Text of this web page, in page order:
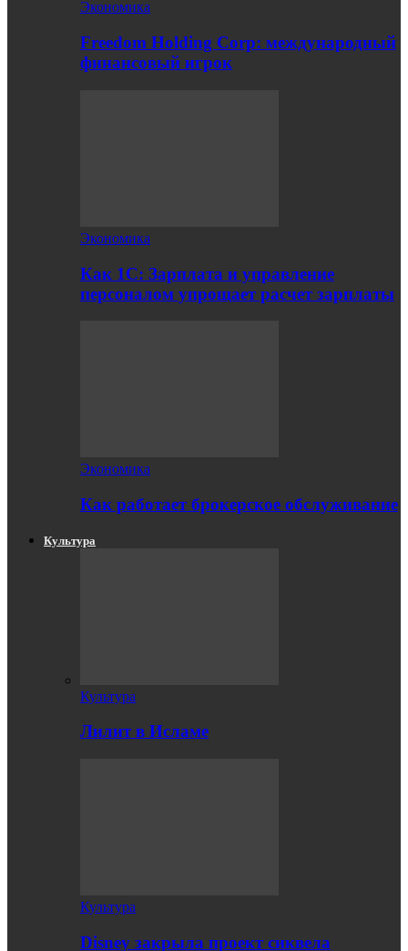
Экономика
Freedom Holding Corp: международный
финансовый игрок
Экономика
Как 1С: Зарплата и управление
персоналом упрощает расчет зарплаты
Экономика
Как работает брокерское обслуживание
Культура
Культура
Лилит в Исламе
Культура
Disney закрыла проект сиквела